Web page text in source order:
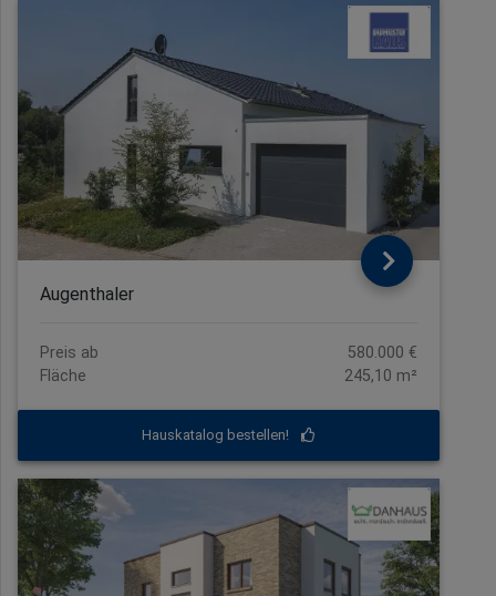
Augenthaler
Preis ab
580.000 €
Fläche
245,10 m²
Hauskatalog bestellen!